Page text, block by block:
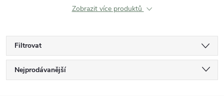
Zobrazit více produktů
Filtrovat
Ř
Nejprodávanější